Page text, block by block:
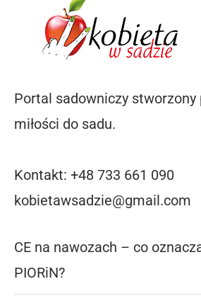
Portal sadowniczy
miłości do sadu.
Kontakt: +48 733 661 090
kobietawsadzie@gmail.com
CE na nawozach – co
PIORiN?